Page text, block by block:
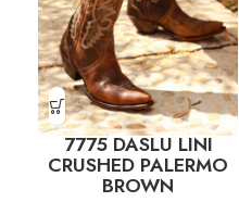
7775 DASLU LINI
CRUSHED PALERMO
BROWN